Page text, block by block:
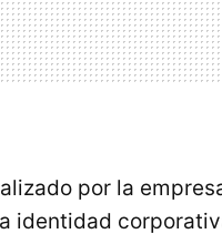
por la
identidad